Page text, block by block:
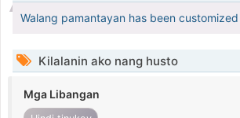
Walang pamantayan has been customized
Kilalanin ako nang husto
Mga Libangan